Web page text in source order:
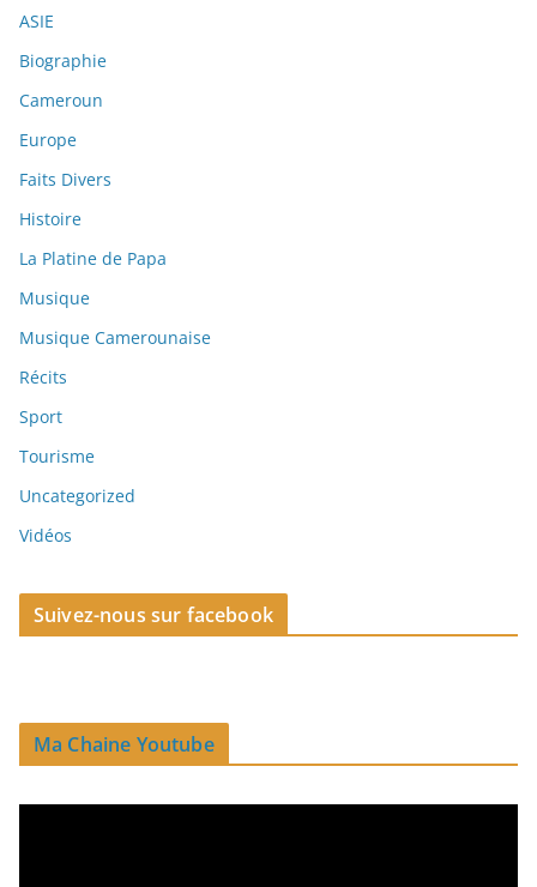
ASIE
Biographie
Cameroun
Europe
Faits Divers
Histoire
La Platine de Papa
Musique
Musique Camerounaise
Récits
Sport
Tourisme
Uncategorized
Vidéos
Suivez-nous sur facebook
Ma Chaine Youtube